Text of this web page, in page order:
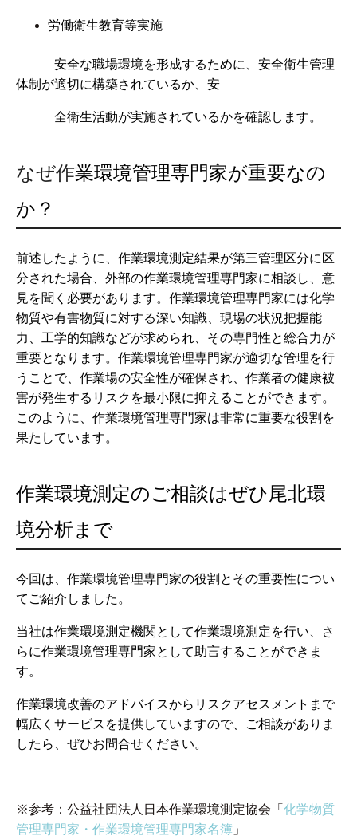
労働衛生教育等実施
安全な職場環境を形成するために、安全衛生管理
体制が適切に構築されているか、安
全衛生活動が実施されているかを確認します。
なぜ作業環境管理専門家が重要なの
か？
前述したように、作業環境測定結果が第三管理区分に区
分された場合、外部の作業環境管理専門家に相談し、意
見を聞く必要があります。作業環境管理専門家には化学
物質や有害物質に対する深い知識、現場の状況把握能
力、工学的知識などが求められ、その専門性と総合力が
重要となります。作業環境管理専門家が適切な管理を行
うことで、作業場の安全性が確保され、作業者の健康被
害が発生するリスクを最小限に抑えることができます。
このように、作業環境管理専門家は非常に重要な役割を
果たしています。
作業環境測定のご相談はぜひ尾北環
境分析まで
今回は、作業環境管理専門家の役割とその重要性につい
てご紹介しました。
当社は作業環境測定機関として作業環境測定を行い、さ
らに作業環境管理専門家として助言することができま
す。
作業環境改善のアドバイスからリスクアセスメントまで
幅広くサービスを提供していますので、ご相談がありま
したら、ぜひお問合せください。
※参考：公益社団法人日本作業環境測定協会「 化学物質
管理専門家・作業環境管理専門家名簿 」